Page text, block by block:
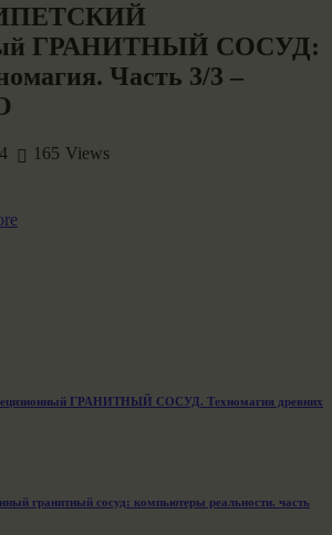
ГРАНИТНЫЙ СОСУД:
Часть 3/3 –
165 Views
ГРАНИТНЫЙ СОСУД. Техномагия древних
гранитный сосуд: компьютеры реальности. часть